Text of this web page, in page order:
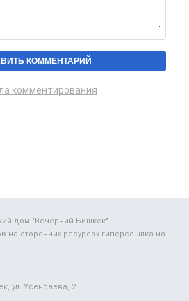
комментирования
дом "Вечерний Бишкек"
на сторонних ресурсах гиперссылка на
ул. Усенбаева, 2.